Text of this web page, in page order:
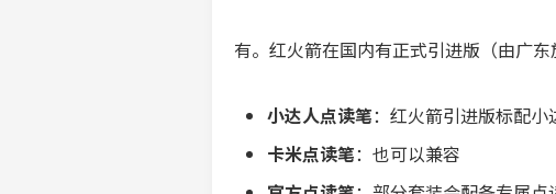
有。红火箭在国内有正式引进版（由广东
小达人点读笔：红火箭引进版标配小
卡米点读笔：也可以兼容